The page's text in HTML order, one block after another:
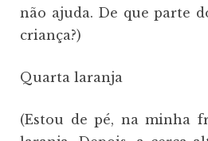
não ajuda. De que parte
criança?)
Quarta laranja
(Estou de pé, na minha